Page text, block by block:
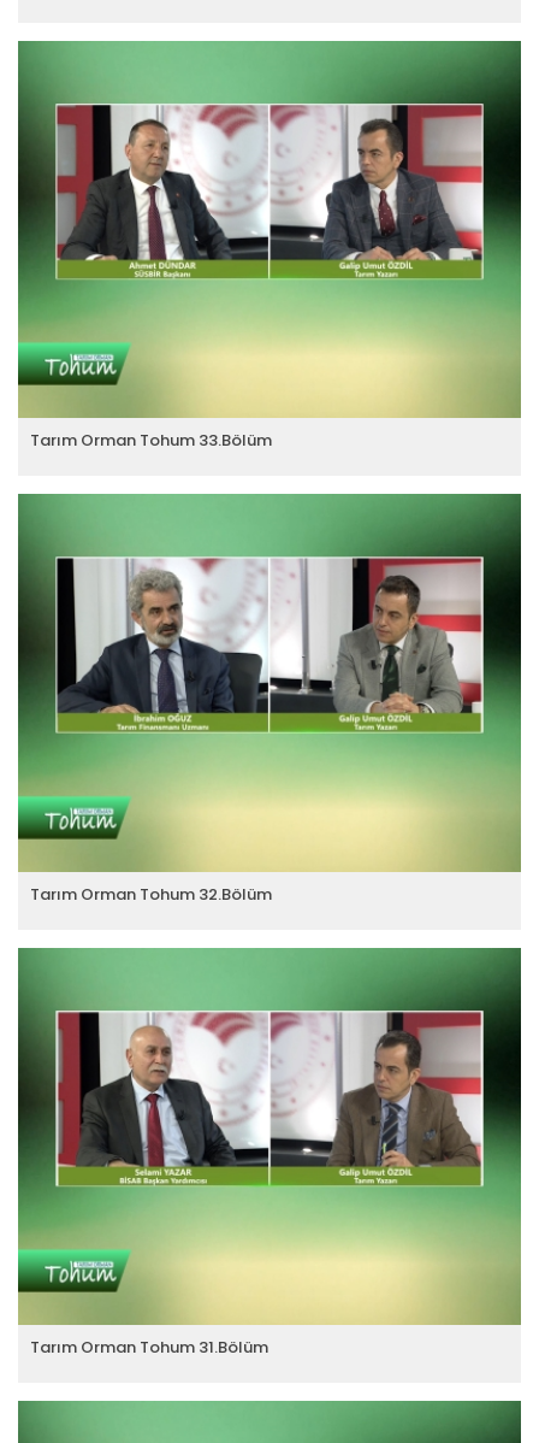
Tarım Orman Tohum 33.Bölüm
Tarım Orman Tohum 32.Bölüm
Tarım Orman Tohum 31.Bölüm